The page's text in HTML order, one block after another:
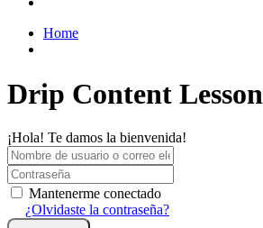
Home
Drip Content Lesson
¡Hola! Te damos la bienvenida!
Mantenerme conectado
¿Olvidaste la contraseña?